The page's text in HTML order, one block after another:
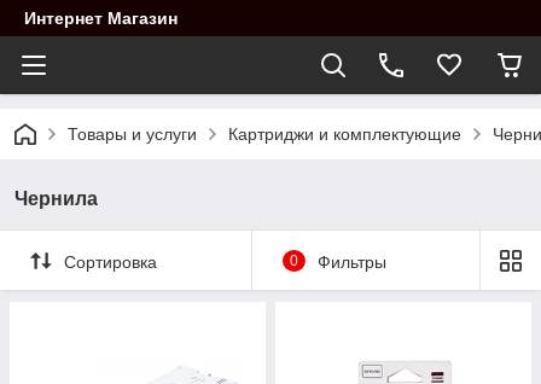
Интернет Магазин
Товары и услуги Картриджи и комплектующие
Чернила
Сортировка 0 Фильтры